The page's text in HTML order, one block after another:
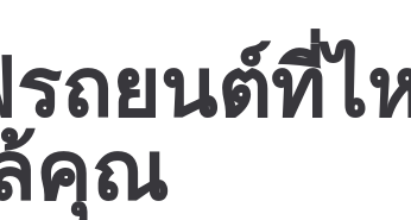
ถยนต์ที่ไ
คุณ